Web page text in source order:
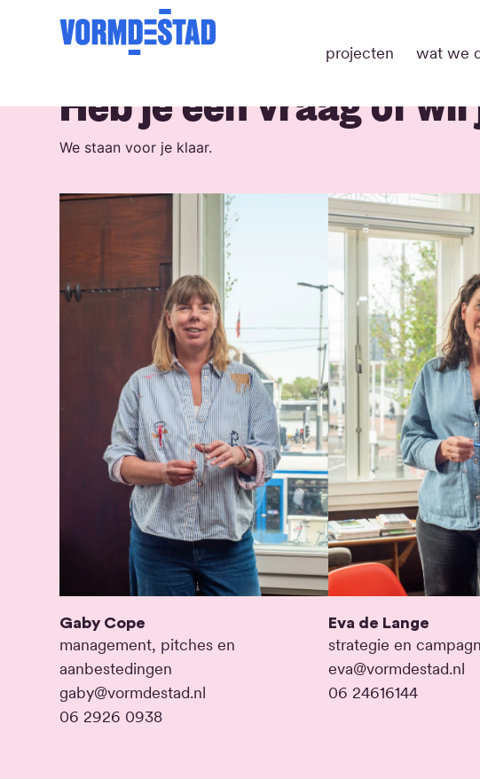
projecten wat we
Heb je een vraag of
We staan voor je klaar.
Gaby Cope
management, pitches en
aanbestedingen
gaby@vormdestad.nl
06 2926 0938
Eva de Lange
strategie en
eva@vormdestad.nl
06 24616144